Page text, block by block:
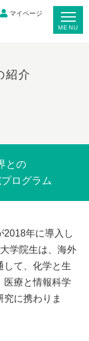
マイページ
紹介
との
ログラム
2018年に導入し
学院生は、海外
して、化学と生
医療と情報科学
に携わりま
MENU